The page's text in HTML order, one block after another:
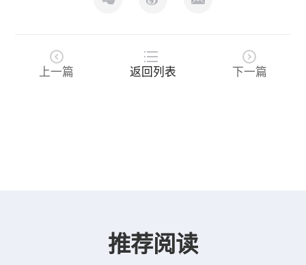
上一篇 返回列表 下一篇
推荐阅读